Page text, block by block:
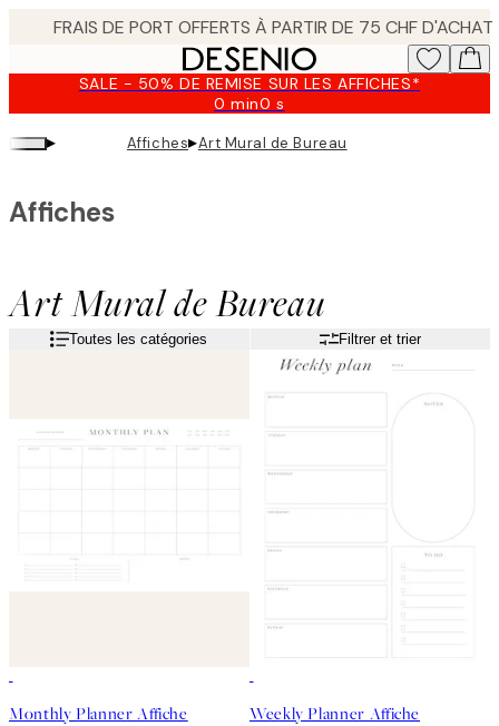
content.SALE - 50% DE REMISE SUR LES AFFICHES*
0 min0 s
Valable
jusqu'au
:
▸ Affiches▸Art Mural de Bureau
Art Mural de Bureau
Affiches
Toutes les catégories Filtrer et trier
Monthly Planner Affiche Weekly Planner Affiche